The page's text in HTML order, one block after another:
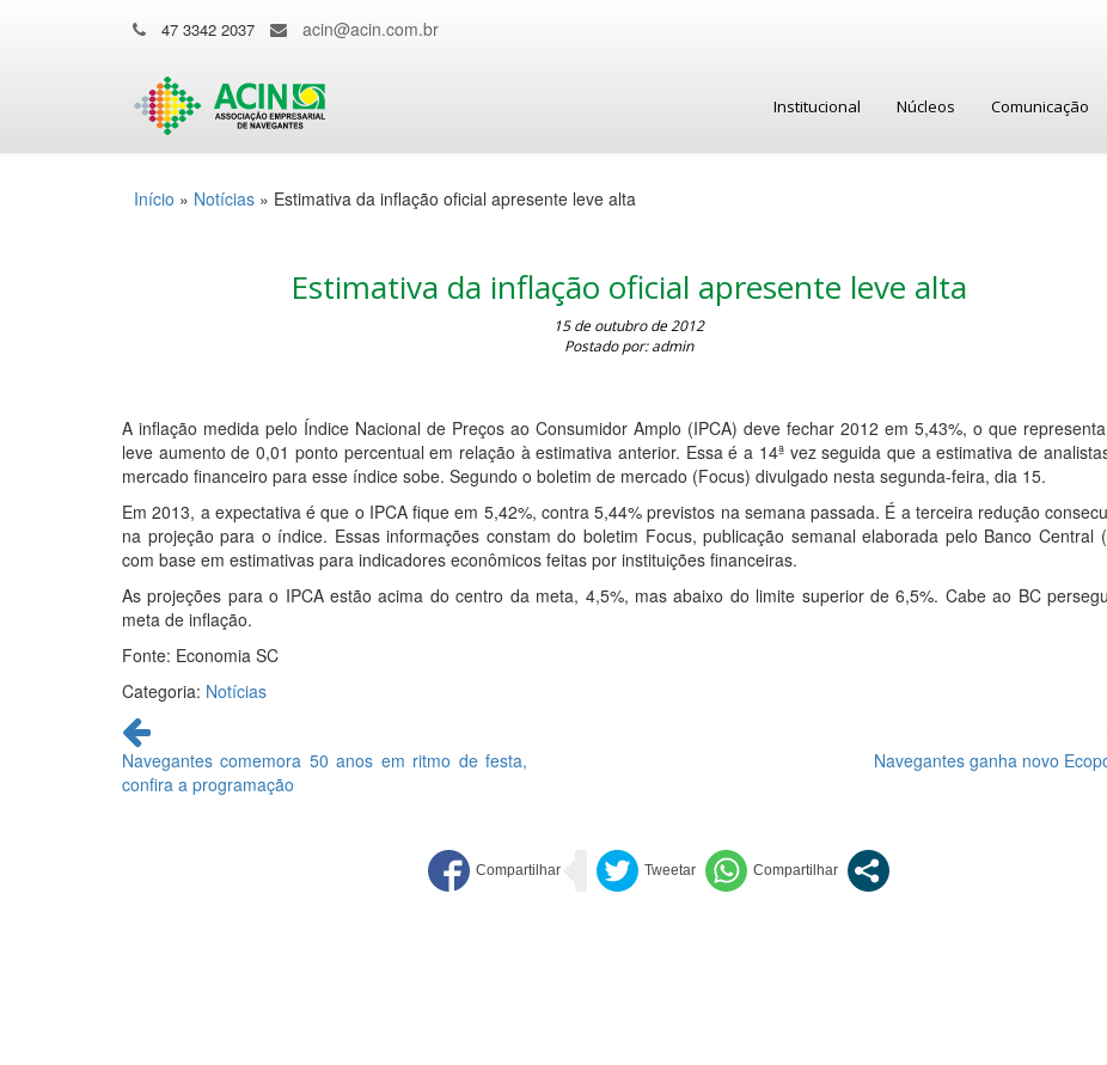
47 3342 2037 acin@acin.com.br
Institucional Núcleos Comunicação
Início » Notícias » Estimativa da inflação oficial apresente leve alta
Estimativa da inflação oficial apresente leve alta
15 de outubro de 2012
Postado por: admin
A inflação medida pelo Índice Nacional de Preços ao Consumidor Amplo (IPCA) deve fechar 2012 em 5,43%, o que
leve aumento de 0,01 ponto percentual em relação à estimativa anterior. Essa é a 14ª vez seguida que a estimativa de
mercado financeiro para esse índice sobe. Segundo o boletim de mercado (Focus) divulgado nesta segunda-feira, dia 15.
Em 2013, a expectativa é que o IPCA fique em 5,42%, contra 5,44% previstos na semana passada. É a terceira redução
na projeção para o índice. Essas informações constam do boletim Focus, publicação semanal elaborada pelo Banco Central
com base em estimativas para indicadores econômicos feitas por instituições financeiras.
As projeções para o IPCA estão acima do centro da meta, 4,5%, mas abaixo do limite superior de 6,5%. Cabe ao BC
meta de inflação.
Fonte: Economia SC
Categoria: Notícias
Continue
lendo
Navegantes comemora 50 anos em ritmo de festa,
confira a programação
Navegantes ganha novo